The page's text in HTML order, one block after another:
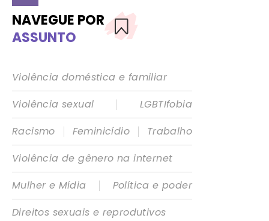
NAVEGUE POR
ASSUNTO
Violência doméstica e familiar
Violência sexual
|
LGBTIfobia
Racismo
| Feminicídio |
Trabalho
Violência de gênero na internet
Mulher e Mídia
|
Política e poder
Direitos sexuais e reprodutivos